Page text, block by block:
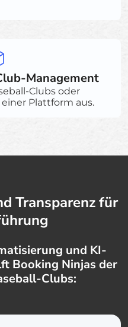
Management
Clubs oder
Plattform aus.
Transparenz für
und KI-
Booking Ninjas der
Clubs: